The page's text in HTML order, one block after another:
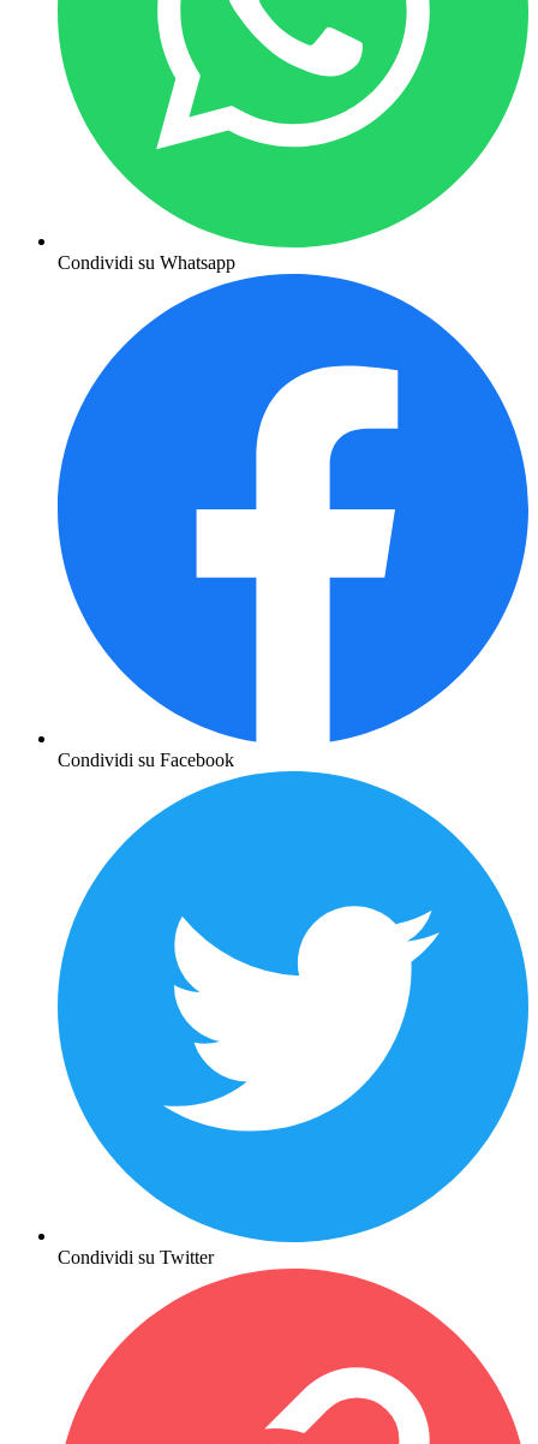
Condividi su Whatsapp
Condividi su Facebook
Condividi su Twitter